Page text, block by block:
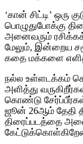
‘கான் சிட்டி’ ஒரு
பொழுதுபோக்கு
அனைவரும்
மேலும், இன்றைய
கதை மக்களை
நல்ல உள்ளடக்கம்
அளித்து
கொண்டு
ஜூன் 26ஆம் தேதி
திரைப்படத்தை